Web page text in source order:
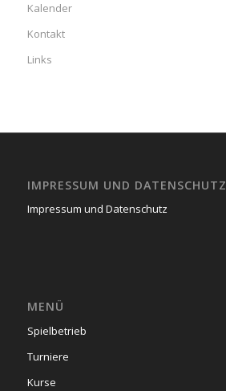
Kalender
Kontakt
Links
IMPRESSUM UND DATENSCHUTZ
Impressum und Datenschutz
MENÜ
Spielbetrieb
Turniere
Kurse